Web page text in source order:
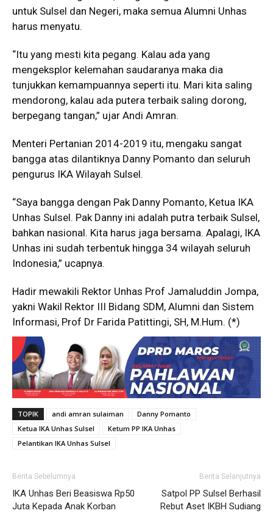
untuk Sulsel dan Negeri, maka semua Alumni Unhas
harus menyatu.
“Itu yang mesti kita pegang. Kalau ada yang
mengeksplor kelemahan saudaranya maka dia
tunjukkan kemampuannya seperti itu. Mari kita saling
mendorong, kalau ada putera terbaik saling dorong,
berpegang tangan,” ujar Andi Amran.
Menteri Pertanian 2014-2019 itu, mengaku sangat
bangga atas dilantiknya Danny Pomanto dan seluruh
pengurus IKA Wilayah Sulsel.
“Saya bangga dengan Pak Danny Pomanto, Ketua IKA
Unhas Sulsel. Pak Danny ini adalah putra terbaik Sulsel,
bahkan nasional. Kita harus jaga bersama. Apalagi, IKA
Unhas ini sudah terbentuk hingga 34 wilayah seluruh
Indonesia,” ucapnya.
Hadir mewakili Rektor Unhas Prof Jamaluddin Jompa,
yakni Wakil Rektor III Bidang SDM, Alumni dan Sistem
Informasi, Prof Dr Farida Patittingi, SH, M.Hum. (*)
TOPIK andi amran sulaiman
Danny Pomanto
Ketua IKA Unhas Sulsel
Ketum PP IKA Unhas
Pelantikan IKA Unhas Sulsel
Berita Sebelumnya
IKA Unhas Beri Beasiswa Rp50
Juta Kepada Anak Korban
Berita Selanjutnya
Satpol PP Sulsel Berhasil
Rebut Aset IKBH Sudiang